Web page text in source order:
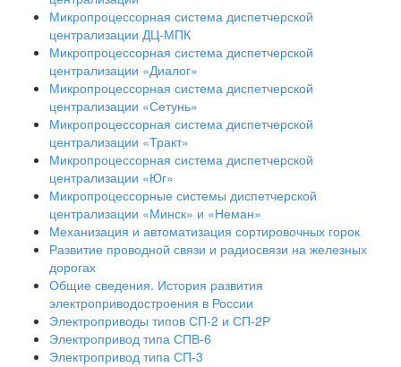
Микропроцессорная система диспетчерской
централизации ДЦ-МПК
Микропроцессорная система диспетчерской
централизации «Диалог»
Микропроцессорная система диспетчерской
централизации «Сетунь»
Микропроцессорная система диспетчерской
централизации «Тракт»
Микропроцессорная система диспетчерской
централизации «Юг»
Микропроцессорные системы диспетчерской
централизации «Минск» и «Неман»
Механизация и автоматизация сортировочных горок
Развитие проводной связи и радиосвязи на железных
дорогах
Общие сведения. История развития
электроприводостроения в России
Электроприводы типов СП-2 и СП-2Р
Электропривод типа СПВ-6
Электропривод типа СП-3